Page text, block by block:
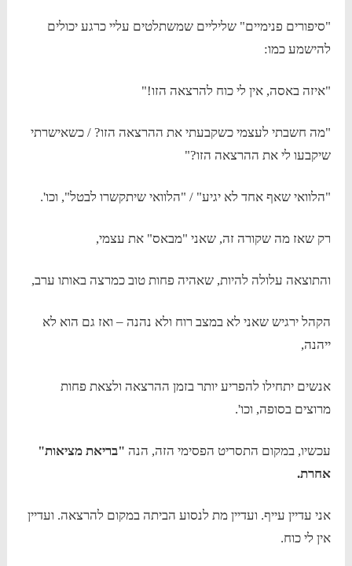
"סיפורים פנימיים" שליליים שמשתלטים עליי כרגע יכולים
להישמע כמו:
"איזה באסה, אין לי כוח להרצאה הזו!"
"מה חשבתי לעצמי כשקבעתי את ההרצאה הזו? / כשאישרתי
שיקבעו לי את ההרצאה הזו?"
"הלוואי שאף אחד לא יגיע" / "הלוואי שיתקשרו לבטל", וכו'.
רק שאז מה שקורה זה, שאני "מבאס" את עצמי,
והתוצאה עלולה להיות, שאהיה פחות טוב כמרצה באותו ערב,
הקהל ירגיש שאני לא במצב רוח ולא נהנה – ואז גם הוא לא
ייהנה,
אנשים יתחילו להפריע יותר בזמן ההרצאה ולצאת פחות
מרוצים בסופה, וכו'.
עכשיו, במקום התסריט הפסימי הזה, הנה "בריאת מציאות"
אחרת.
אני עדיין עייף. ועדיין מת לנסוע הביתה במקום להרצאה. ועדיין
אין לי כוח.